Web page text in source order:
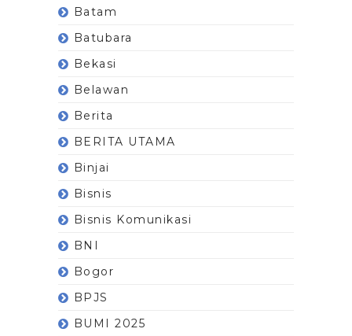
Batam
Batubara
Bekasi
Belawan
Berita
BERITA UTAMA
Binjai
Bisnis
Bisnis Komunikasi
BNI
Bogor
BPJS
BUMI 2025